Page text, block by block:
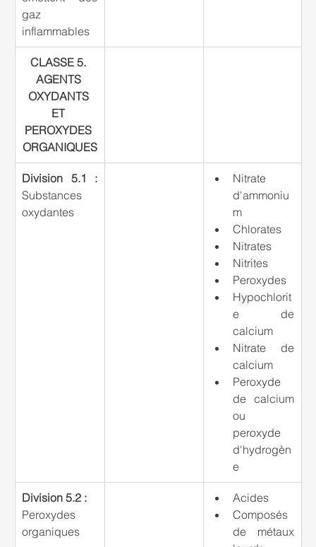
gaz
inflammables
CLASSE 5.
AGENTS
OXYDANTS
ET
PEROXYDES
ORGANIQUES
Substances
oxydantes
Nitrate
d'ammoniu
m
Chlorates
Nitrates
Nitrites
Peroxydes
Hypochlorit
e de
calcium
Nitrate de
calcium
Peroxyde
de calcium
ou
peroxyde
d'hydrogèn
e
Division 5.2 :
Peroxydes
organiques
Acides
Composés
de métaux